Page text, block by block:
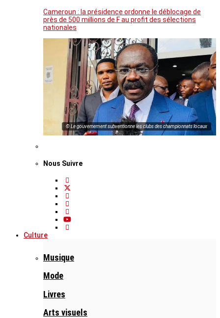
Cameroun : la présidence ordonne le déblocage de
près de 500 millions de F au profit des sélections
nationales
© Le gouvernement subventionne les clubs des championnats locaux
Nous Suivre
Culture
Musique
Mode
Livres
Arts visuels